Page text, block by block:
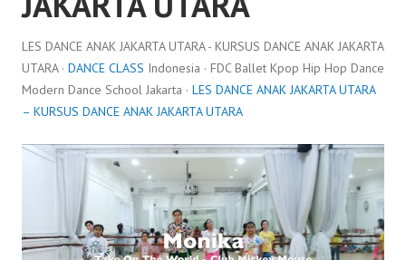
LES DANCE ANAK JAKARTA UTARA - KURSUS DANCE ANAK JAKARTA
UTARA · DANCE CLASS Indonesia · FDC Ballet Kpop Hip Hop Dance
Modern Dance School Jakarta · LES DANCE ANAK JAKARTA UTARA
– KURSUS DANCE ANAK JAKARTA UTARA